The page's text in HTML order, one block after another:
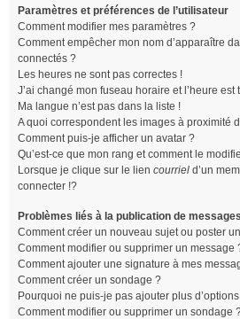
Paramètres et préférences de l’utilisateur
Comment modifier mes paramètres ?
Comment empêcher mon nom d’apparaître
connectés ?
Les heures ne sont pas correctes !
J’ai changé mon fuseau horaire et l’heure
Ma langue n’est pas dans la liste !
A quoi correspondent les images à proximité
Comment puis-je afficher un avatar ?
Qu’est-ce que mon rang et comment le
Lorsque je clique sur le lien courriel d’un
connecter !?
Problèmes liés à la publication de messages
Comment créer un nouveau sujet ou poster
Comment modifier ou supprimer un message
Comment ajouter une signature à mes
Comment créer un sondage ?
Pourquoi ne puis-je pas ajouter plus
Comment modifier ou supprimer un sondage